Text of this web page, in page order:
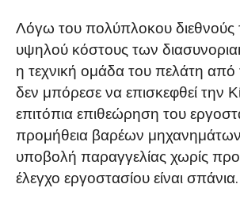
Λόγω του πολύπλοκου διεθνούς
υψηλού κόστους των
η τεχνική ομάδα του πελάτη από
δεν μπόρεσε να επισκεφθεί την
επιτόπια επιθεώρηση του
προμήθεια βαρέων
υποβολή παραγγελίας χωρίς
έλεγχο εργοστασίου είναι σπάνια.